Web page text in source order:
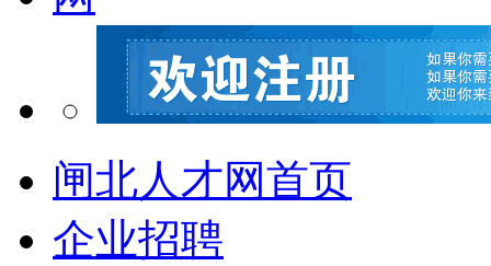
闸北人才网首页
企业招聘